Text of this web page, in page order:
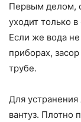
Первым делом,
уходит только
Если же вода не
приборах,
трубе.
Для устранения
вантуз. Плотно